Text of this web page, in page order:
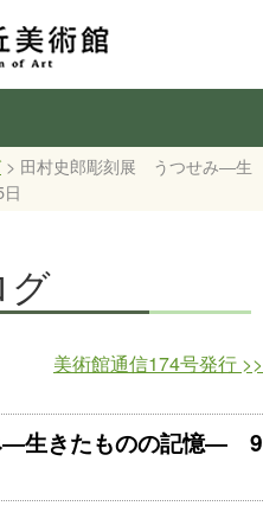
> 田村史郎彫刻展 うつせみ―生
グ
美術館通信174号発行 >>
―生きたものの記憶― 9